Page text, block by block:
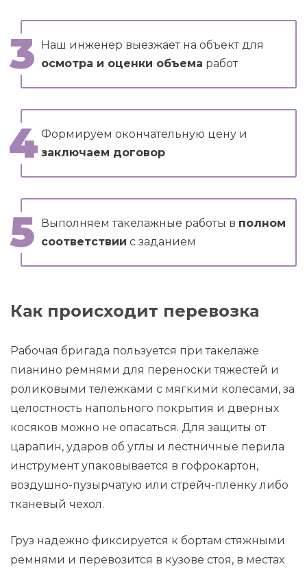
Наш инженер выезжает на объект для
осмотра и оценки объема работ
Формируем окончательную цену и
заключаем договор
Выполняем такелажные работы в полном
соответствии с заданием
Как происходит перевозка
Рабочая бригада пользуется при такелаже
пианино ремнями для переноски тяжестей и
роликовыми тележками с мягкими колесами, за
целостность напольного покрытия и дверных
косяков можно не опасаться. Для защиты от
царапин, ударов об углы и лестничные перила
инструмент упаковывается в гофрокартон,
воздушно-пузырчатую или стрейч-пленку либо
тканевый чехол.
Груз надежно фиксируется к бортам стяжными
ремнями и перевозится в кузове стоя, в местах